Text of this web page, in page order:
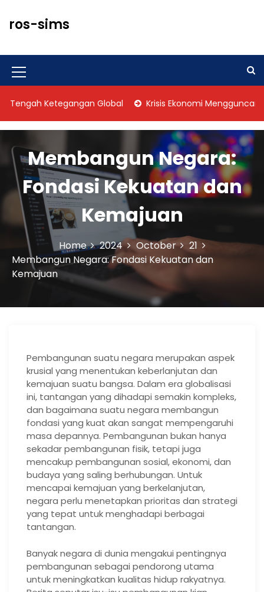
t
c
t
ros-sims
M
e
n
I
c
o
n
Ketegangan Global Krisis Ekonomi Mengguncang
Membangun Negara:
Fondasi Kekuatan dan
Kemajuan
Home 2024 October
21
Membangun Negara: Fondasi Kekuatan dan
Kemajuan
Pembangunan suatu negara merupakan aspek
krusial yang menentukan keberlanjutan dan
kemajuan suatu bangsa. Dalam era globalisasi
ini, tantangan yang dihadapi semakin kompleks,
dan bagaimana suatu negara membangun
fondasi yang kuat akan sangat mempengaruhi
masa depannya. Pembangunan bukan hanya
sekadar pembangunan fisik, tetapi juga
mencakup pembangunan sosial, ekonomi, dan
budaya yang saling berhubungan. Untuk
mencapai kemajuan yang berkelanjutan,
negara perlu menetapkan prioritas dan strategi
yang tepat untuk menghadapi berbagai
tantangan.
Banyak negara di dunia mengakui pentingnya
pembangunan sebagai pendorong utama
untuk meningkatkan kualitas hidup rakyatnya.